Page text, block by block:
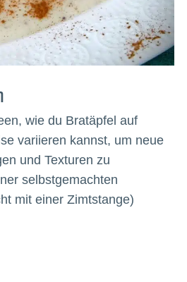
wie du Bratäpfel auf
variieren kannst, um neue
und Texturen zu
selbstgemachten
mit einer Zimtstange)